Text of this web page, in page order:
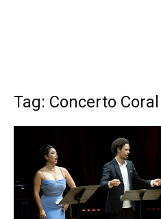
Tag: Concerto Coral